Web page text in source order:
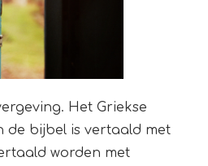
Het Griekse
de bijbel is vertaald met
worden met